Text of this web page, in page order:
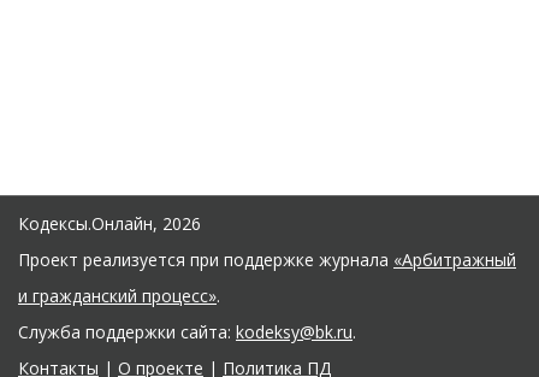
Кодексы.Онлайн, 2026
Проект реализуется при поддержке журнала «Арбитражный
и гражданский процесс».
Служба поддержки сайта: kodeksy@bk.ru.
Контакты | О проекте | Политика ПД